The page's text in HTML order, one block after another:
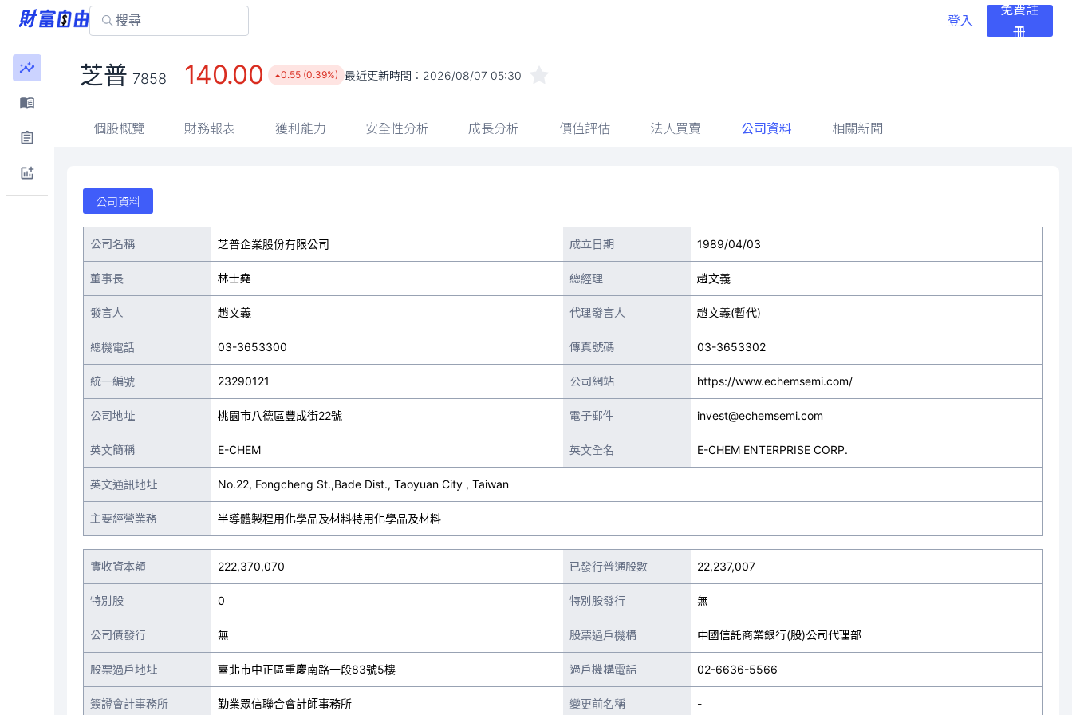
登入
免費註
冊
芝普 7858 140.00 0.55 (0.39%) 最近更新時間： 2026/08/07 05:30
個股概覽 財務報表 獲利能力 安全性分析 成長分析 價值評估 法人買賣 公司資料 相關新聞
公司資料
公司名稱 芝普企業股份有限公司 成立日期 1989/04/03
董事長 林士堯 總經理 趙文義
發言人 趙文義 代理發言人 趙文義(暫代)
總機電話 03-3653300 傳真號碼 03-3653302
統一編號 23290121 公司網站 https://www.echemsemi.com/
公司地址 桃園市八德區豐成街22號 電子郵件 invest@echemsemi.com
英文簡稱 E-CHEM 英文全名 E-CHEM ENTERPRISE CORP.
英文通訊地址 No.22, Fongcheng St.,Bade Dist., Taoyuan City , Taiwan
主要經營業務 半導體製程用化學品及材料特用化學品及材料
實收資本額 222,370,070 已發行普通股數 22,237,007
特別股 0 特別股發行 無
公司債發行 無 股票過戶機構 中國信託商業銀行(股)公司代理部
股票過戶地址 臺北市中正區重慶南路一段83號5樓 過戶機構電話 02-6636-5566
簽證會計事務所 勤業眾信聯合會計師事務所 變更前名稱 -